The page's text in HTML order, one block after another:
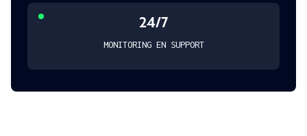
24/7
MONITORING EN SUPPORT